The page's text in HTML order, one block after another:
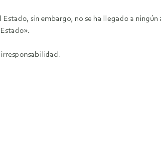
sin embargo, no se ha llegado a
irresponsabilidad.